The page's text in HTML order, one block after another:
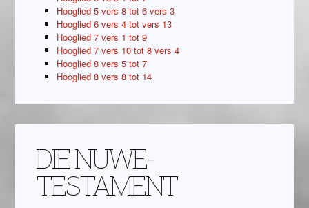
Hooglied 5 vers 8 tot 6 vers 3
Hooglied 6 vers 4 tot vers 13
Hooglied 7 vers 1 tot 9
Hooglied 7 vers 10 tot 8 vers 4
Hooglied 8 vers 5 tot 7
Hooglied 8 vers 8 tot 14
DIE NUWE-
TESTAMENT